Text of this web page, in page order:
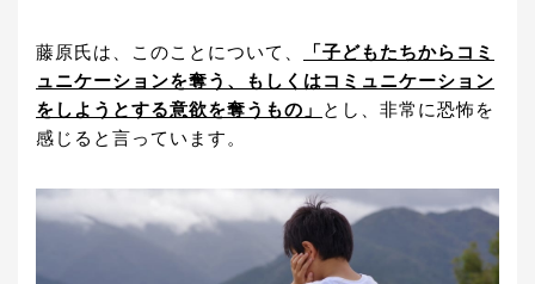
藤原氏は、このことについて、
「子どもたちからコミ
ュニケーションを奪う、もしくはコミュニケーション
をしようとする意欲を奪うもの」
とし、非常に恐怖を
感じると言っています。